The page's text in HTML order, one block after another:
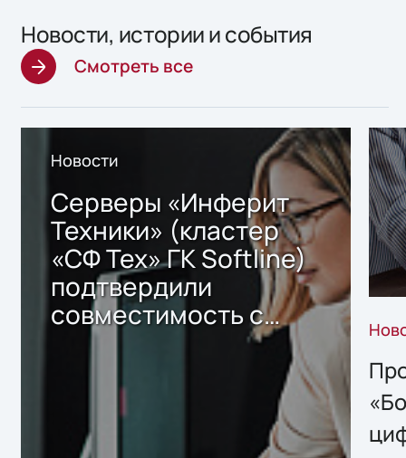
Новости, истории и события
Смотреть все
Новости
Серверы «Инферит
Техники» (кластер
«СФ Тех» ГК Softline)
подтвердили
совместимость с
решением Sharx
хранения данных